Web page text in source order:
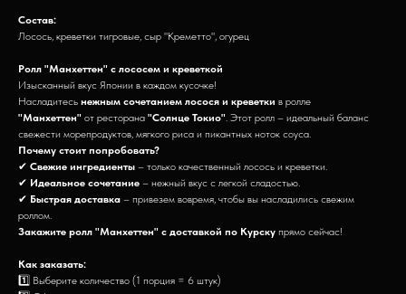
Состав:
Лосось, креветки тигровые, сыр "Креметто", огурец
Ролл "Манхеттен" с лососем и креветкой
Изысканный вкус Японии в каждом кусочке!
Насладитесь нежным сочетанием лосося и креветки в ролле
"Манхеттен" от ресторана "Солнце Токио". Этот ролл – идеальный баланс
свежести морепродуктов, мягкого риса и пикантных ноток соуса.
Почему стоит попробовать?
✔ Свежие ингредиенты – только качественный лосось и креветки.
✔ Идеальное сочетание – нежный вкус с легкой сладостью.
✔ Быстрая доставка – привезем вовремя, чтобы вы насладились свежим
роллом.
Закажите ролл "Манхеттен" с доставкой по Курску прямо сейчас!
Как заказать:
1️⃣ Выберите количество (1 порция = 6 штук)